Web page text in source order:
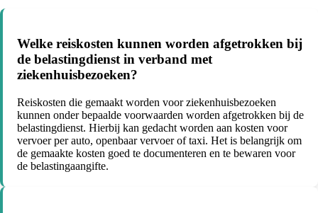
Welke reiskosten kunnen worden afgetrokken bij
de belastingdienst in verband met
ziekenhuisbezoeken?
Reiskosten die gemaakt worden voor ziekenhuisbezoeken
kunnen onder bepaalde voorwaarden worden afgetrokken bij de
belastingdienst. Hierbij kan gedacht worden aan kosten voor
vervoer per auto, openbaar vervoer of taxi. Het is belangrijk om
de gemaakte kosten goed te documenteren en te bewaren voor
de belastingaangifte.